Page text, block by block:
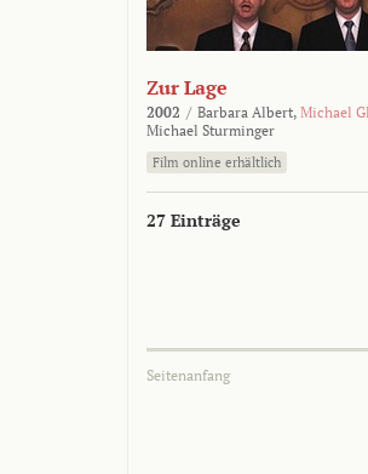
Zur Lage
2002 / Barbara Albert, Michael
Michael Sturminger
Film online erhältlich
27 Einträge
Seitenanfang